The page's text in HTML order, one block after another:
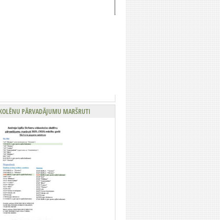
PĀRVADĀJUMU MARŠRUTI